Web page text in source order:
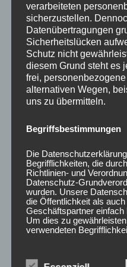
CONCAVER CVR1
19×8,5 ET45 5×112
Brushed Titanium
450,00€ *
Bewertet
mit
verarbeiteten
sicherzustellen.
Datenübertragungen
Sicherheitslücken
Schutz nicht
diesem Grund steht es
frei,
alternativen Wegen,
uns zu übermitteln.
Begriffsbestimmungen
Die
Begrifflichkeiten, die
Richtlinien- und
Datenschutz-
wurden. Unsere
die Öffentlichkeit als
Geschäftspartner
Um dies zu
verwendeten
Wir verwenden in